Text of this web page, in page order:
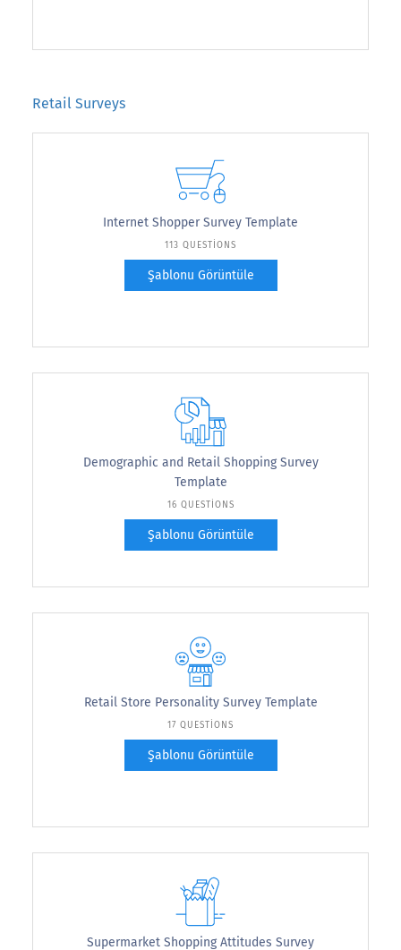
Retail Surveys
Internet Shopper Survey Template
113 QUESTIONS
Şablonu Görüntüle
Demographic and Retail Shopping Survey
Template
16 QUESTIONS
Şablonu Görüntüle
Retail Store Personality Survey Template
17 QUESTIONS
Şablonu Görüntüle
Supermarket Shopping Attitudes Survey